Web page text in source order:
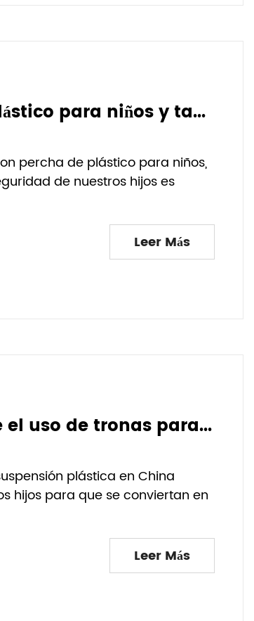
Utilice tronas para bebés, perchas de plástico para niños y taburetes para mejorar la seguridad de los niños.
percha de plástico para niños,
de nuestros hijos es
Leer Más
Fomentar la responsabilidad mediante el uso de tronas para bebés y perchas de plástico para niños.
plástica en China
hijos para que se conviertan en
Leer Más